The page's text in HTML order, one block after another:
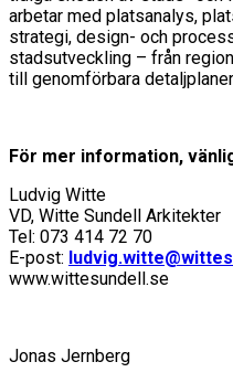
arbetar med platsanalys,
strategi, design- och
stadsutveckling – från
till genomförbara
För mer information,
Ludvig Witte
VD, Witte Sundell Arkitekter
Tel: 073 414 72 70
E-post:
www.wittesundell.se
Jonas Jernberg